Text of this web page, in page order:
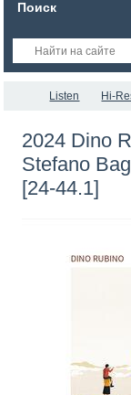
Поиск
Listen Hi-
2024 Dino
Stefano
[24-44.1]